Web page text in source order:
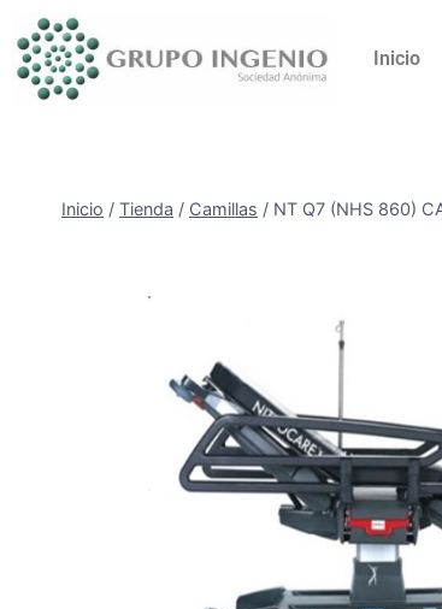
Inicio
Inicio / Tienda / Camillas / NT Q7 (NHS 860)